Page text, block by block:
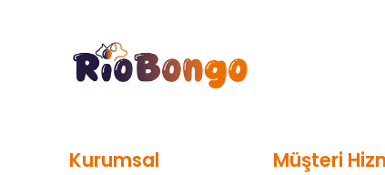
Kurumsal Müşteri